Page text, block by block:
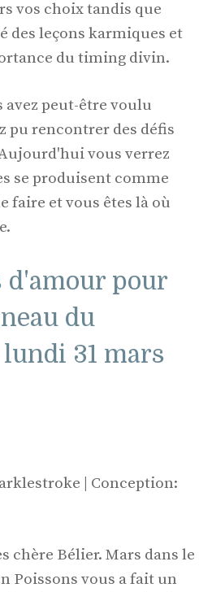
vos choix tandis que
des leçons karmiques et
du timing divin.
peut-être voulu
pu rencontrer des défis
vous verrez
se produisent comme
faire et vous êtes là où
d'amour pour
du
31 mars
| Conception:
chère Bélier. Mars dans le
Poissons vous a fait un